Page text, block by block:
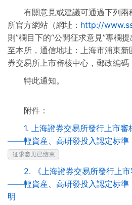
有關意見或建議可通過下列
所官方網站（網址： http://
則”欄目下的“公開征求意見”專欄
至本所，通信地址：上海市浦東
券交易所上市審核中心，郵政編碼
特此通知。
附件：
1. 上海證券交易所發行上市
——輕資産、高研發投入認定标準
2. 《上海證券交易所發行上
——輕資産、高研發投入認定标準
明